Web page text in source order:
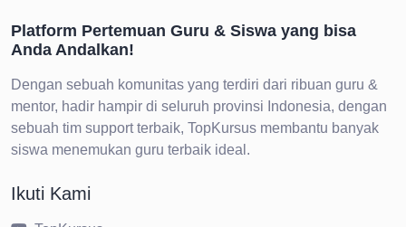
Platform Pertemuan Guru & Siswa yang bisa
Anda Andalkan!
Dengan sebuah komunitas yang terdiri dari ribuan guru &
mentor, hadir hampir di seluruh provinsi Indonesia, dengan
sebuah tim support terbaik, TopKursus membantu banyak
siswa menemukan guru terbaik ideal.
Ikuti Kami